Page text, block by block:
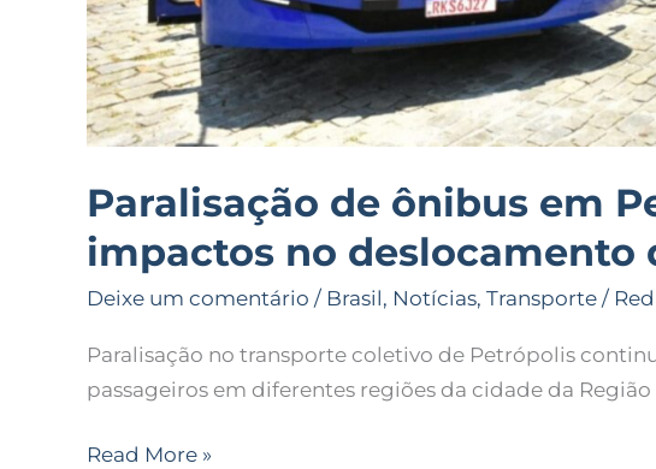
Paralisação de ônibus em
impactos no deslocamento
Deixe um comentário / Brasil, Notícias, Transporte /
Paralisação no transporte coletivo de Petrópolis
passageiros em diferentes regiões da cidade da Região
Read More »